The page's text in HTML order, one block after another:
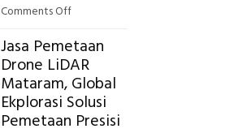
untuk
Hasil
Akurat
Comments Offon
Harga
Panel
Bambu
Bio-
PCM
Jasa Pemetaan
Drone LiDAR
Mataram, Global
Ekplorasi Solusi
Pemetaan Presisi